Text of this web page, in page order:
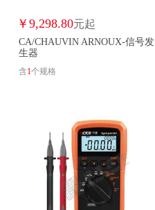
￥ 9,298.80元起
CA/CHAUVIN ARNOUX-信号发
生器
含1个规格